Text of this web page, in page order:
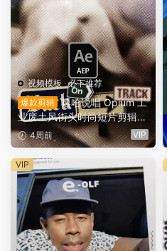
视频模板·必下推荐
爆款剪辑 嘻哈说唱 Opium 工
业废土风街头时尚短片剪辑A
E项目工程文件 Kiuzr – rather
lie (w/ footage)（15998）
4周前 VIP
VIP